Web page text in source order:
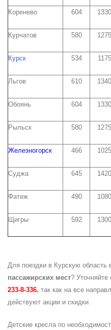
Коренево 604
Курчатов 580
Курск 534
Льгов 610
Обоянь 604
Рыльск 580
Железногорск 466
Суджа 645
Фатеж 490
Щигры 592
Для поездки в Курскую область
пассажирских мест? Уточняйте
233-8-336, так как на все
действуют акции и скидки
Детские кресла по